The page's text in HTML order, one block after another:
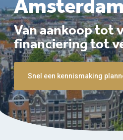
Van aankoop tot
financiering tot
Snel een kennismaking